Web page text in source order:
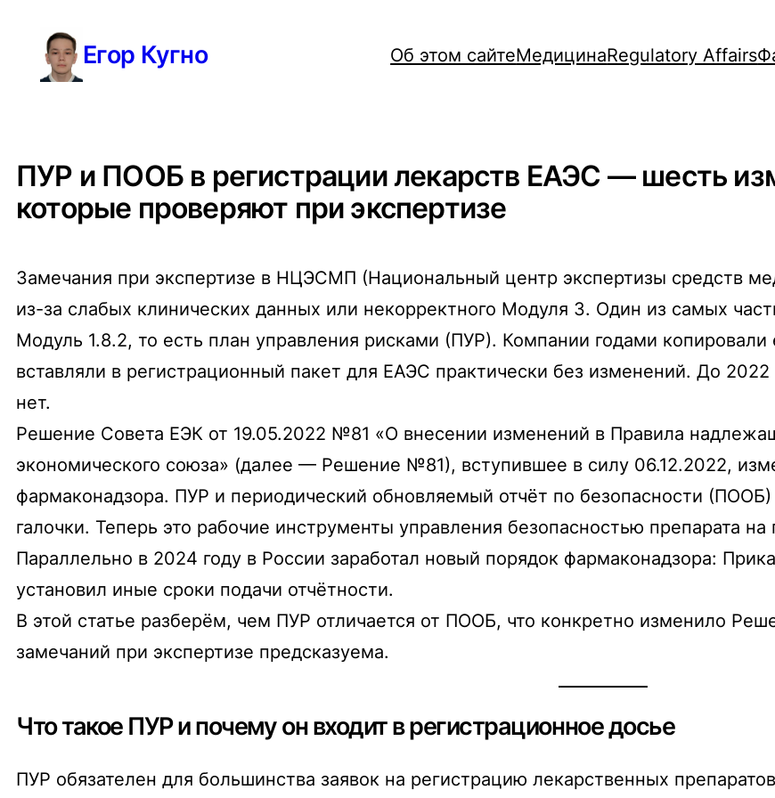
содержимому
Егор Кугно Об этом сайтеМедицинаRegulatory Affairs
ПУР и ПООБ в регистрации лекарств ЕАЭС — шесть
которые проверяют при экспертизе
Замечания при экспертизе в НЦЭСМП (Национальный центр экспертизы средств
из-за слабых клинических данных или некорректного Модуля 3. Один из самых
Модуль 1.8.2, то есть план управления рисками (ПУР). Компании годами копировали
вставляли в регистрационный пакет для ЕАЭС практически без изменений. До
нет.
Решение Совета ЕЭК от 19.05.2022 №81 «О внесении изменений в Правила
экономического союза» (далее — Решение №81), вступившее в силу 06.12.2022,
фармаконадзора. ПУР и периодический обновляемый отчёт по безопасности
галочки. Теперь это рабочие инструменты управления безопасностью препарата
Параллельно в 2024 году в России заработал новый порядок фармаконадзора:
установил иные сроки подачи отчётности.
В этой статье разберём, чем ПУР отличается от ПООБ, что конкретно изменило
замечаний при экспертизе предсказуема.
Что такое ПУР и почему он входит в регистрационное досье
ПУР обязателен для большинства заявок на регистрацию лекарственных